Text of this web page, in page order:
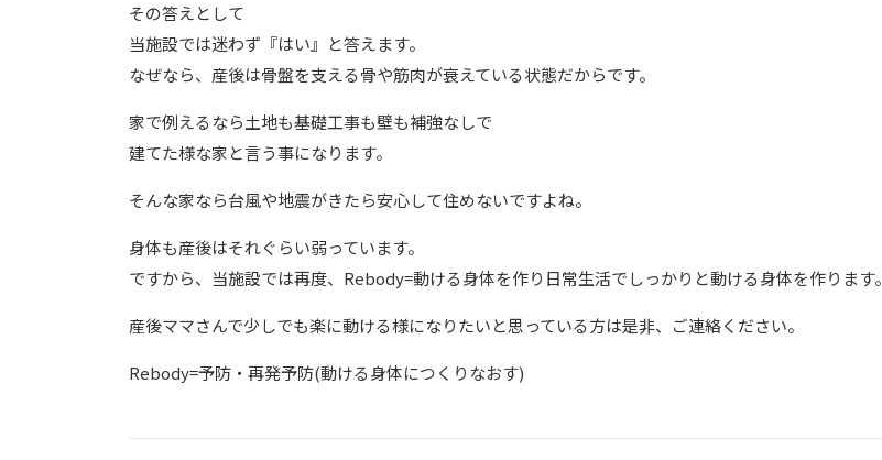
その答えとして
当施設では迷わず『はい』と答えます。
なぜなら、産後は骨盤を支える骨や筋肉が衰えている状態だからです。
家で例えるなら土地も基礎工事も壁も補強なしで
建てた様な家と言う事になります。
そんな家なら台風や地震がきたら安心して住めないですよね。
身体も産後はそれぐらい弱っています。
ですから、当施設では再度、Rebody=動ける身体を作り日常生活でしっかりと動ける身体を作ります。
産後ママさんで少しでも楽に動ける様になりたいと思っている方は是非、ご連絡ください。
Rebody=予防・再発予防(動ける身体につくりなおす)